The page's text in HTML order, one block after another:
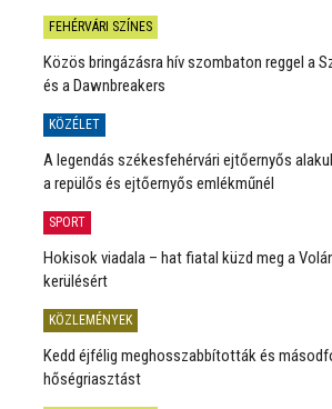
FEHÉRVÁRI SZÍNES
Közös bringázásra hív szombaton reggel a
és a Dawnbreakers
KÖZÉLET
A legendás székesfehérvári ejtőernyős
a repülős és ejtőernyős emlékműnél
SPORT
Hokisok viadala – hat fiatal küzd meg a
kerülésért
KÖZLEMÉNYEK
Kedd éjfélig meghosszabbították és
hőségriasztást